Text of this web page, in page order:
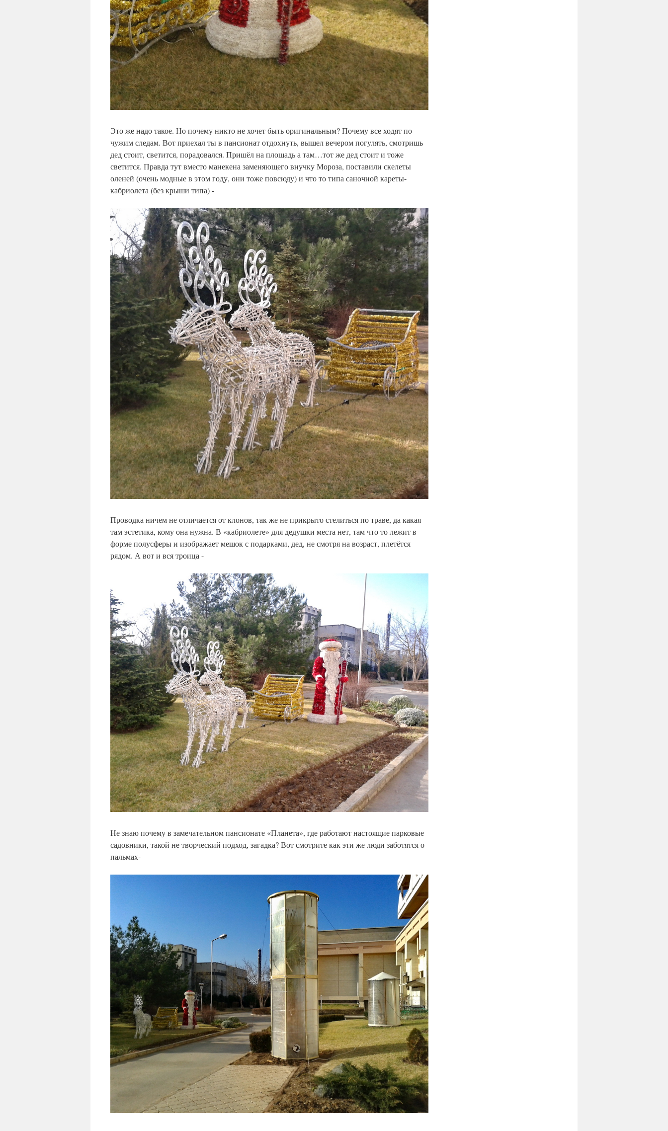
Это же надо такое. Но почему никто не хочет быть оригинальным? Почему все ходят по
чужим следам. Вот приехал ты в пансионат отдохнуть, вышел вечером погулять, смотришь
дед стоит, светится, порадовался. Пришёл на площадь а там…тот же дед стоит и тоже
светится. Правда тут вместо манекена заменяющего внучку Мороза, поставили скелеты
оленей (очень модные в этом году, они тоже повсюду) и что то типа саночной кареты-
кабриолета (без крыши типа) -
Проводка ничем не отличается от клонов, так же не прикрыто стелиться по траве, да какая
там эстетика, кому она нужна. В «кабриолете» для дедушки места нет, там что то лежит в
форме полусферы и изображает мешок с подарками, дед, не смотря на возраст, плетётся
рядом. А вот и вся троица -
Не знаю почему в замечательном пансионате «Планета», где работают настоящие парковые
садовники, такой не творческий подход, загадка? Вот смотрите как эти же люди заботятся о
пальмах-